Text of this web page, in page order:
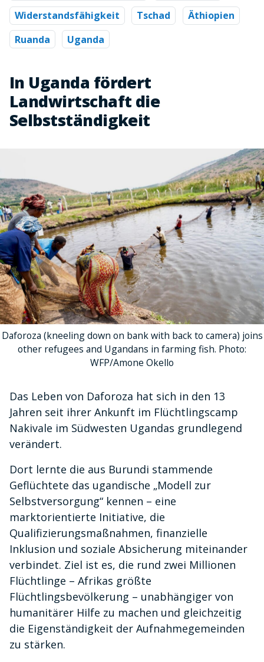
Widerstandsfähigkeit
Tschad
Äthiopien
Ruanda
Uganda
In Uganda fördert
Landwirtschaft die
Selbstständigkeit
Daforoza (kneeling down on bank with back to camera) joins
other refugees and Ugandans in farming fish. Photo:
WFP/Amone Okello
Das Leben von Daforoza hat sich in den 13
Jahren seit ihrer Ankunft im Flüchtlingscamp
Nakivale im Südwesten Ugandas grundlegend
verändert.
Dort lernte die aus Burundi stammende
Geflüchtete das ugandische „Modell zur
Selbstversorgung“ kennen – eine
marktorientierte Initiative, die
Qualifizierungsmaßnahmen, finanzielle
Inklusion und soziale Absicherung miteinander
verbindet. Ziel ist es, die rund zwei Millionen
Flüchtlinge – Afrikas größte
Flüchtlingsbevölkerung – unabhängiger von
humanitärer Hilfe zu machen und gleichzeitig
die Eigenständigkeit der Aufnahmegemeinden
zu stärken.